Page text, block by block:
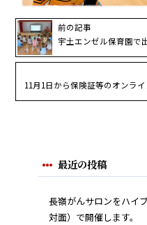
前の記事
宇土エンゼル保育園で
11月1日から保険証等のオンラ
最近の投稿
長嶺がんサロンをハイ
対面）で開催します。